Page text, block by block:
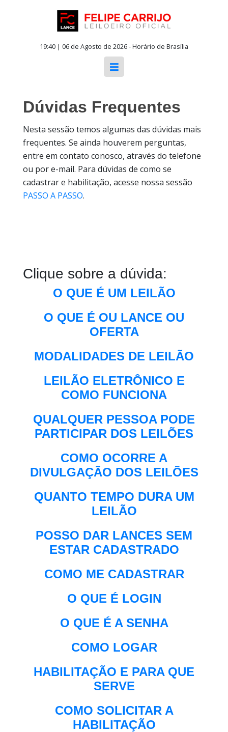
19:40 | 06 de Agosto de 2026 - Horário de Brasília
Dúvidas Frequentes
Nesta sessão temos algumas das dúvidas mais
frequentes. Se ainda houverem perguntas,
entre em contato conosco, através do telefone
ou por e-mail. Para dúvidas de como se
cadastrar e habilitação, acesse nossa sessão
PASSO A PASSO.
Clique sobre a dúvida:
O QUE É UM LEILÃO
O QUE É OU LANCE OU
OFERTA
MODALIDADES DE LEILÃO
LEILÃO ELETRÔNICO E
COMO FUNCIONA
QUALQUER PESSOA PODE
PARTICIPAR DOS LEILÕES
COMO OCORRE A
DIVULGAÇÃO DOS LEILÕES
QUANTO TEMPO DURA UM
LEILÃO
POSSO DAR LANCES SEM
ESTAR CADASTRADO
COMO ME CADASTRAR
O QUE É LOGIN
O QUE É A SENHA
COMO LOGAR
HABILITAÇÃO E PARA QUE
SERVE
COMO SOLICITAR A
HABILITAÇÃO